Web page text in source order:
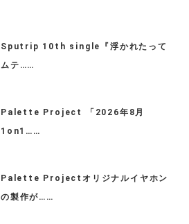
Sputrip 10th single『浮かれたって
ムテ……
Palette Project 「2026年8月
1on1……
Palette Projectオリジナルイヤホン
の製作が……